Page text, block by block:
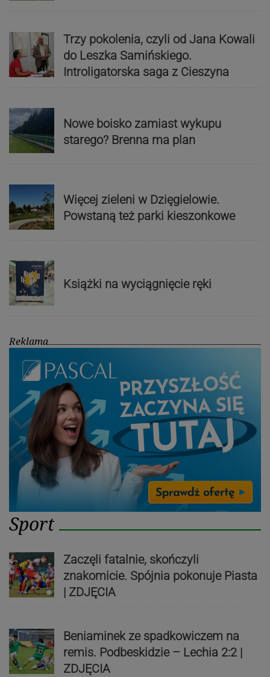
Trzy pokolenia, czyli od Jana Kowali
do Leszka Samińskiego.
Introligatorska saga z Cieszyna
Nowe boisko zamiast wykupu
starego? Brenna ma plan
Więcej zieleni w Dzięgielowie.
Powstaną też parki kieszonkowe
Książki na wyciągnięcie ręki
Reklama
Sport
Zaczęli fatalnie, skończyli
znakomicie. Spójnia pokonuje Piasta
| ZDJĘCIA
Beniaminek ze spadkowiczem na
remis. Podbeskidzie – Lechia 2:2 |
ZDJĘCIA